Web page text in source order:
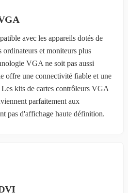
avec les appareils dotés de
et moniteurs plus
VGA ne soit pas aussi
offre une connectivité fiable et une
kits de cartes contrôleurs VGA
parfaitement aux
pas d'affichage haute définition.